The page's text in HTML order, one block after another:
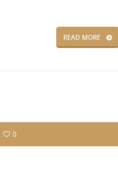
READ MORE
0